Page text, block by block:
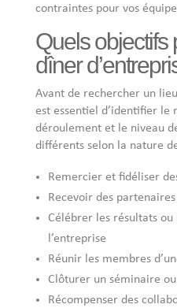
contraintes pour vos
Quels objectifs
dîner
Avant de rechercher un
est essentiel d’identifier le
déroulement et le niveau
différents selon la nature
Remercier et fidéliser
Recevoir des
Célébrer les résultats ou
l’entreprise
Réunir les membres
Clôturer un séminaire
Récompenser des